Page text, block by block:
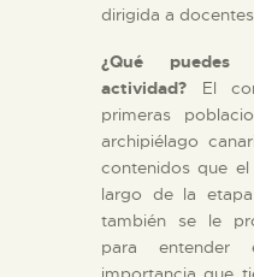
dirigida a
¿Qué
actividad? El
primeras
archipiélago
contenidos que
largo de la
también se le
para